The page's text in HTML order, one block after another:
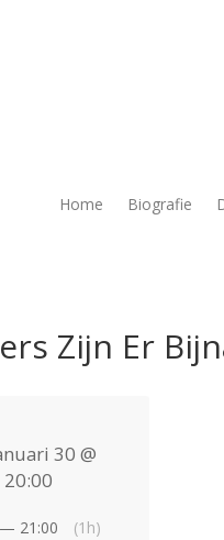
Home Biografie
Zijn Er
30 @
20:00
21:00 (1h)